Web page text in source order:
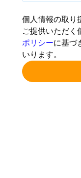
個人情報の取り
ご提供いただく
ポリシーに基づ
いります。